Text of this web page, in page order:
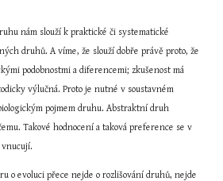
nám slouží k praktické či systematické
druhů. A víme, že slouží dobře právě proto, že
podobnostmi a diferencemi; zkušenost má
výlučná. Proto je nutné v soustavném
pojmem druhu. Abstraktní druh
Takové hodnocení a taková preference se v
o evoluci přece nejde o rozlišování druhů, nejde